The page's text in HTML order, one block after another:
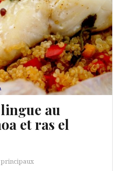
au
et ras el
principaux